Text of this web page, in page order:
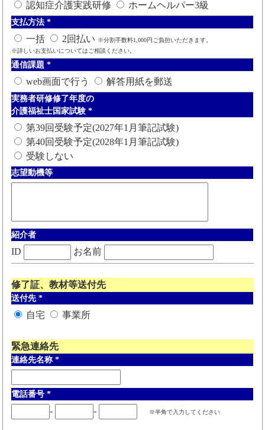
認知症介護実践研修
ホームヘルパー3級
支払方法 *
一括 2回払い ※分割手数料1,000円ご負担いただきます。
※詳しいお支払いについてはご相談ください。
通信課題 *
web画面で行う 解答用紙を郵送
実務者研修修了年度の
介護福祉士国家試験 *
第39回受験予定(2027年1月筆記試験)
第40回受験予定(2028年1月筆記試験)
受験しない
志望動機等
紹介者
ID お名前
修了証、教材等送付先
送付先 *
自宅 事業所
緊急連絡先
連絡先名称 *
電話番号 *
- - ※半角で入力してください